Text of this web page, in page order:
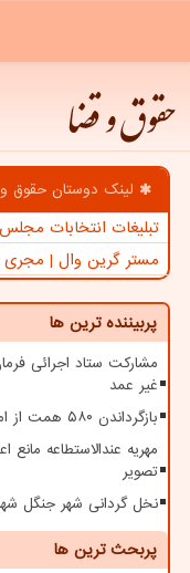
حقوق و قضا
لینک دوستان حقوق
تبلیغات انتخابات مجلس
مستر گرین وال | مجری
پربیننده ترین ها
غیر عمد
بازگرداندن ۵۸۰ همت از اموال غارت شده به بیت المال
مهریه عندالاستطاعه
تصویر
نخل گردانی شهر جنگل
پربحث ترین ها